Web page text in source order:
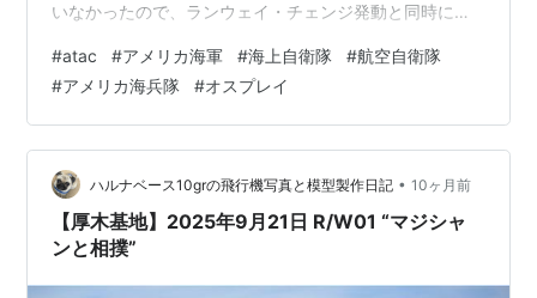
いなかったので、ランウェイ・チェンジ発動と同時に移
追ってみます〜 Hanter F.58/N322AXATAC(Airbone
Tactical Advantage Company) 撮影場所に着いてエアバ
ンドとか準備してる時に飛来…実はこの直前…歩いてる時
に海兵隊のC-12が飛来したのですが、レンズエラー発生
で撮影出来ず…T^Tレン…
#atac #アメリカ海軍 #海上自衛隊 #航空自衛隊
#アメリカ海兵隊 #オスプレイ
ハルナベース10grの飛行機写真と模型製作日記 • 10ヶ月前
【厚木基地】2025年9月21日 R/W01 “マジシャ
ンと相撲”